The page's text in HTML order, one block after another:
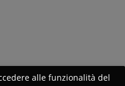
alle funzionalità del